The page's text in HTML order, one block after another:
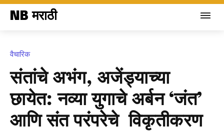
NB मराठी
वैचारिक
संतांचे अभंग, अजेंड्याच्या
छायेत: नव्या युगाचे अर्बन ‘जंत’
आणि संत परंपरेचे विकृतीकरण